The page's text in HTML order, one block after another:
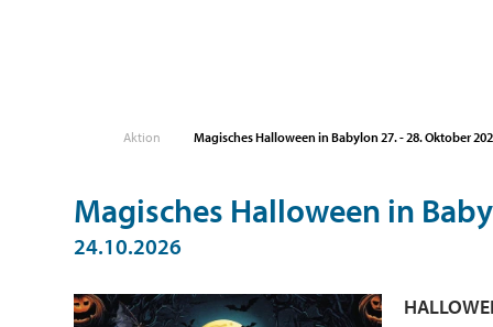
Aktion Magisches Halloween in Babylon 27. - 28. Oktober
Magisches Halloween in
24.10.2026